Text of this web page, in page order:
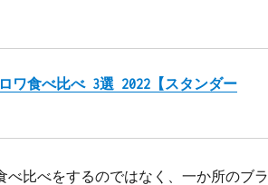
ワ食べ比べ 3選 2022【スタンダー
べ比べをするのではなく、一か所のブラ